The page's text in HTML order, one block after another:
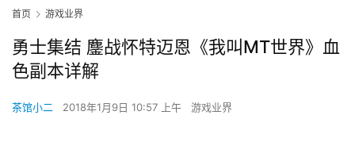
首页 游戏业界
勇士集结 鏖战怀特迈恩《我叫MT世界》血
色副本详解
茶馆小二 2018年1月9日 10:57 上午 游戏业界